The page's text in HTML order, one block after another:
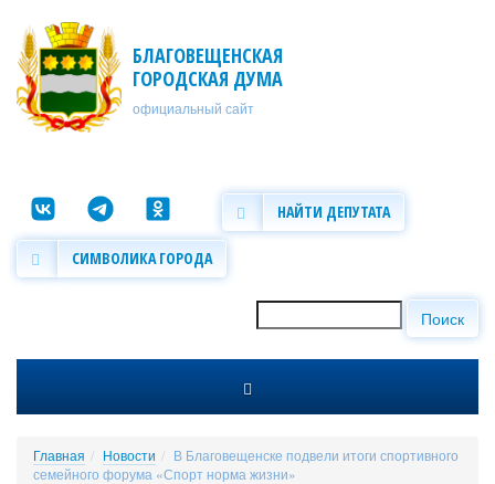
БЛАГОВЕЩЕНСКАЯ
ГОРОДСКАЯ ДУМА
официальный сайт
НАЙТИ ДЕПУТАТА
СИМВОЛИКА ГОРОДА
Форма поиска
Поиск
Главная Новости
В Благовещенске подвели итоги спортивного
семейного форума «Спорт норма жизни»